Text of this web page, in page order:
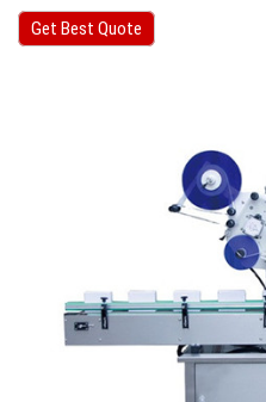
Get Best Quote